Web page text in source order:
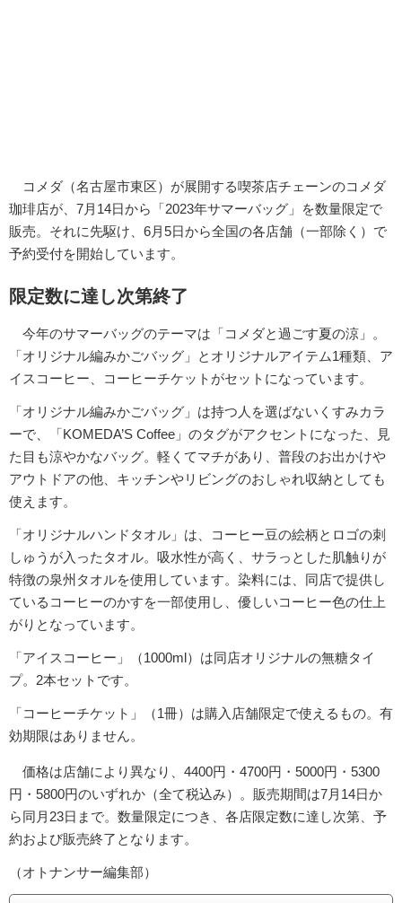
コメダ（名古屋市東区）が展開する喫茶店チェーンのコメダ
珈琲店が、7月14日から「2023年サマーバッグ」を数量限定で
販売。それに先駆け、6月5日から全国の各店舗（一部除く）で
予約受付を開始しています。
限定数に達し次第終了
今年のサマーバッグのテーマは「コメダと過ごす夏の涼」。
「オリジナル編みかごバッグ」とオリジナルアイテム1種類、ア
イスコーヒー、コーヒーチケットがセットになっています。
「オリジナル編みかごバッグ」は持つ人を選ばないくすみカラ
ーで、「KOMEDA’S Coffee」のタグがアクセントになった、見
た目も涼やかなバッグ。軽くてマチがあり、普段のお出かけや
アウトドアの他、キッチンやリビングのおしゃれ収納としても
使えます。
「オリジナルハンドタオル」は、コーヒー豆の絵柄とロゴの刺
しゅうが入ったタオル。吸水性が高く、サラっとした肌触りが
特徴の泉州タオルを使用しています。染料には、同店で提供し
ているコーヒーのかすを一部使用し、優しいコーヒー色の仕上
がりとなっています。
「アイスコーヒー」（1000ml）は同店オリジナルの無糖タイ
プ。2本セットです。
「コーヒーチケット」（1冊）は購入店舗限定で使えるもの。有
効期限はありません。
価格は店舗により異なり、4400円・4700円・5000円・5300
円・5800円のいずれか（全て税込み）。販売期間は7月14日か
ら同月23日まで。数量限定につき、各店限定数に達し次第、予
約および販売終了となります。
（オトナンサー編集部）